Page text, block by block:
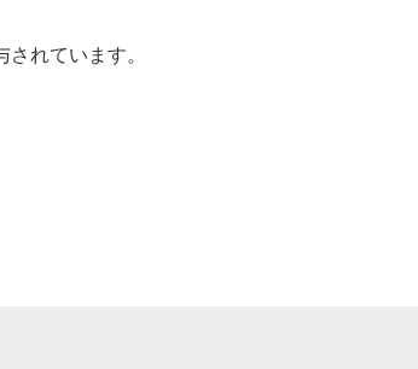
れています。